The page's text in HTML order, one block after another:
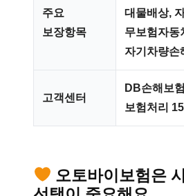
주요
보장항목
대물배상,
무보험자동
자기차량손
고객센터
DB손해보
보험처리
오토바이보험은